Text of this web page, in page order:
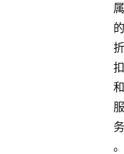
属
的
折
扣
和
服
务
。